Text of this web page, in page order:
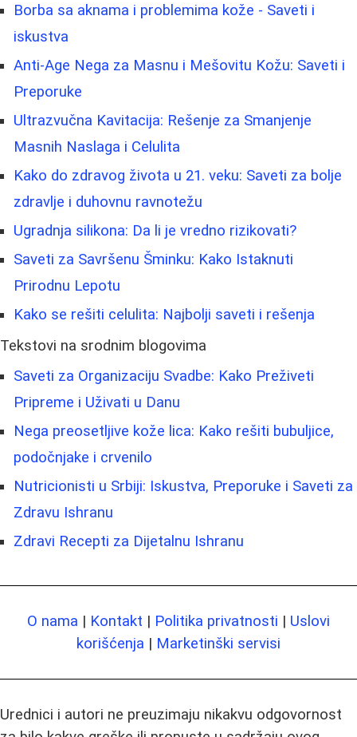
Borbа sa aknama i problemima kože - Saveti i
iskustva
Anti-Age Nega za Masnu i Mešovitu Kožu: Saveti i
Preporuke
Ultrazvučna Kavitacija: Rešenje za Smanjenje
Masnih Naslaga i Celulita
Kako do zdravog života u 21. veku: Saveti za bolje
zdravlje i duhovnu ravnotežu
Ugradnja silikona: Da li je vredno rizikovati?
Saveti za Savršenu Šminku: Kako Istaknuti
Prirodnu Lepotu
Kako se rešiti celulita: Najbolji saveti i rešenja
Tekstovi na srodnim blogovima
Saveti za Organizaciju Svadbe: Kako Preživeti
Pripreme i Uživati u Danu
Nega preosetljive kože lica: Kako rešiti bubuljice,
podočnjake i crvenilo
Nutricionisti u Srbiji: Iskustva, Preporuke i Saveti za
Zdravu Ishranu
Zdravi Recepti za Dijetalnu Ishranu
O nama | Kontakt | Politika privatnosti | Uslovi
korišćenja | Marketinški servisi
Urednici i autori ne preuzimaju nikakvu odgovornost